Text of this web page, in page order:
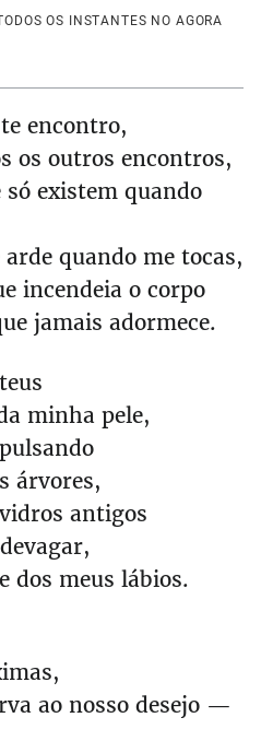
OS INSTANTES NO AGORA
encontro,
os outros encontros,
existem quando
arde quando me tocas,
incendeia o corpo
jamais adormece.
minha pele,
árvores,
antigos
dos meus lábios.
ao nosso desejo —